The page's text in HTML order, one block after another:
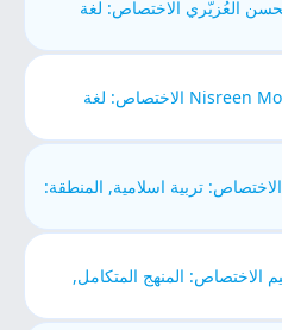
العُزيّري الاختصاص: لغة
الاسم: Nisreen Mohammed Kassab الاختصاص: لغة
تربية اسلامية, المنطقة:
الاختصاص: المنهج المتكامل,